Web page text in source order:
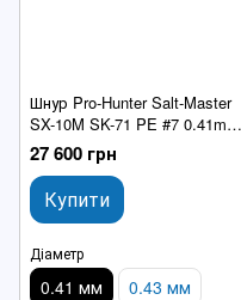
Шнур Pro-Hunter Salt-Master
SX-10M SK-71 PE #7 0.41mm
2000m 80lb 8x
27 600 грн
Купити
Діаметр
0.41 мм 0.43 мм